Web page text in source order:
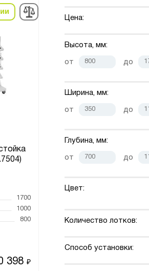
1700
1000
800
398 ₽
Цена:
Высота, мм:
от до
Ширина, мм:
от до
Глубина, мм:
от до
Цвет:
Количество лотков:
Способ установки: